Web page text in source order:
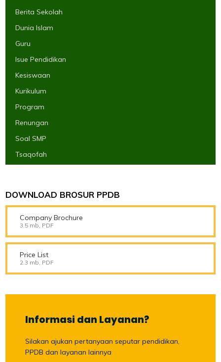
Berita Sekolah
Dunia Islam
Guru
Isue Pendidikan
Kesiswaan
Kurikulum
Program
Renungan
Soal SMP
Tsaqofah
DOWNLOAD BROSUR PPDB
Company Brochure
3.5 mb, PDF
Price List
2.3 mb, PDF
Informasi dan Layanan?
Silakan ajukan pertanyaan seputar pendidikan,
PPDB dan layanan lainnya